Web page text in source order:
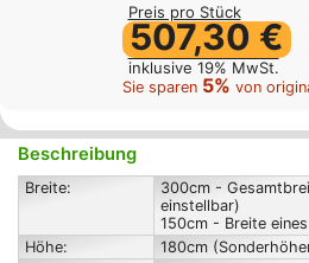
Preis pro Stück
507,30 €
inklusive 19% MwSt.
Sie sparen 5% von
Beschreibung
Breite:
300cm -
einstellbar)
150cm - Breite
Höhe:
180cm